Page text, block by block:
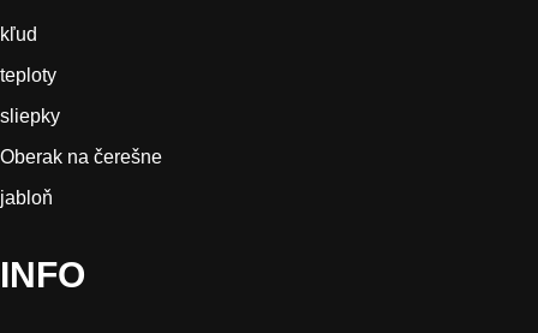
kľud
teploty
sliepky
Oberak na čerešne
jabloň
INFO